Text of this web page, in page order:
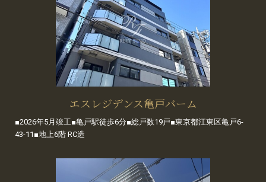
エスレジデンス亀戸バーム
■2026年5月竣工■亀戸駅徒歩6分■総戸数19戸■東京都江東区亀戸6-
43-11■地上6階 RC造